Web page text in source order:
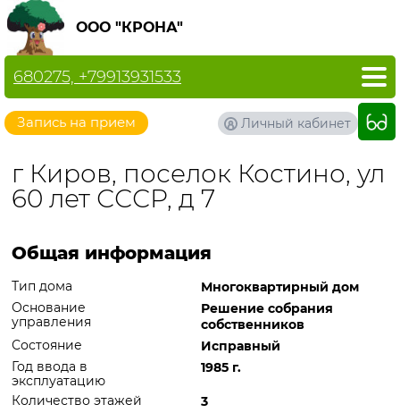
ООО "КРОНА"
Запись на прием
680275, +79913931533
Личный кабинет
г Киров, поселок Костино, ул
60 лет СССР, д 7
Общая информация
Тип дома
Многоквартирный дом
Основание
управления
Решение собрания
собственников
Состояние
Исправный
Год ввода в
эксплуатацию
1985 г.
Количество этажей
3